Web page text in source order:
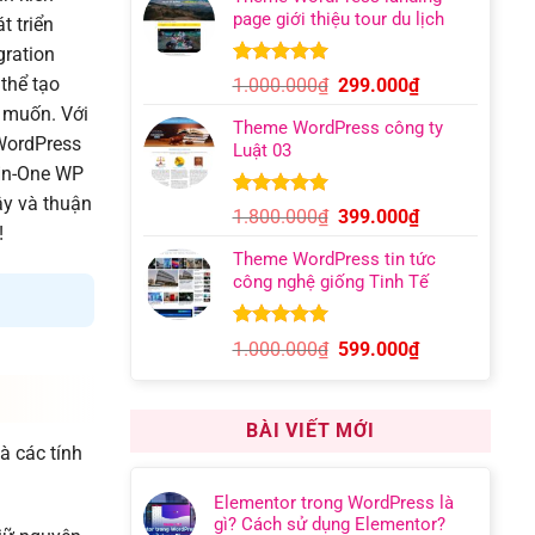
triển
tạo
Với
One WP
và thuận
các tính
1.500.000₫.
là:
page giới thiệu tour du lịch
5.00trên 5
dựa trên
10
đánh giá
1.000.000₫ Giá
là:
299.000₫Giá
tại
Theme WordPress công ty
Luật 03
5.00trên 5
dựa trên
6
đánh giá
1.800.000₫ Giá
là:
1.800.000₫.
399.000₫Giá
tại
là:
Theme WordPress tin tức
công nghệ giống Tinh Tế
5.00trên 5
dựa trên
7
1.000.000₫ Giá
1.000.000₫.
599.000₫Giá
BÀI VIẾT MỚI
Elementor trong WordPress là
gì? Cách sử dụng Elementor?